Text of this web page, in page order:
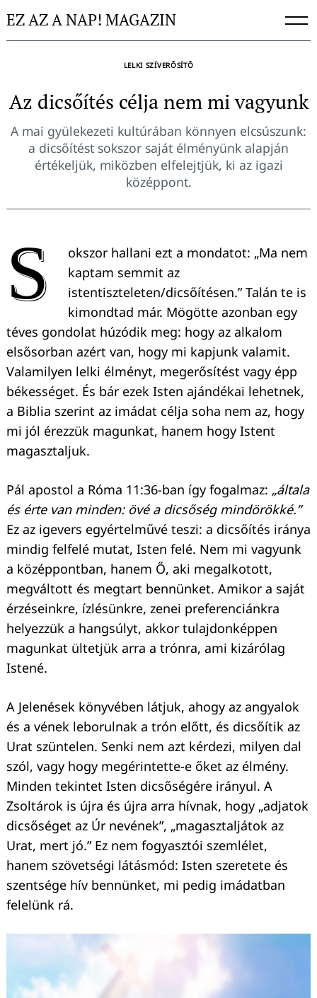
toEZ AZ A NAP! MAGAZIN
LELKI SZÍVERŐSÍTŐ
Az dicsőítés célja nem mi vagyunk
A mai gyülekezeti kultúrában könnyen elcsúszunk:
a dicsőítést sokszor saját élményünk alapján
értékeljük, miközben elfelejtjük, ki az igazi
középpont.
S
okszor hallani ezt a mondatot: „Ma nem
kaptam semmit az
istentiszteleten/dicsőítésen.” Talán te is
kimondtad már. Mögötte azonban egy
téves gondolat húzódik meg: hogy az alkalom
elsősorban azért van, hogy mi kapjunk valamit.
Valamilyen lelki élményt, megerősítést vagy épp
békességet. És bár ezek Isten ajándékai lehetnek,
a Biblia szerint az imádat célja soha nem az, hogy
mi jól érezzük magunkat, hanem hogy Istent
magasztaljuk.
Pál apostol a Róma 11:36-ban így fogalmaz: „általa
és érte van minden: övé a dicsőség mindörökké.”
Ez az igevers egyértelművé teszi: a dicsőítés iránya
mindig felfelé mutat, Isten felé. Nem mi vagyunk
a középpontban, hanem Ő, aki megalkotott,
megváltott és megtart bennünket. Amikor a saját
érzéseinkre, ízlésünkre, zenei preferenciánkra
helyezzük a hangsúlyt, akkor tulajdonképpen
magunkat ültetjük arra a trónra, ami kizárólag
Istené.
A Jelenések könyvében látjuk, ahogy az angyalok
és a vének leborulnak a trón előtt, és dicsőítik az
Urat szüntelen. Senki nem azt kérdezi, milyen dal
szól, vagy hogy megérintette-e őket az élmény.
Minden tekintet Isten dicsőségére irányul. A
Zsoltárok is újra és újra arra hívnak, hogy „adjatok
dicsőséget az Úr nevének”, „magasztaljátok az
Urat, mert jó.” Ez nem fogyasztói szemlélet,
hanem szövetségi látásmód: Isten szeretete és
szentsége hív bennünket, mi pedig imádatban
felelünk rá.